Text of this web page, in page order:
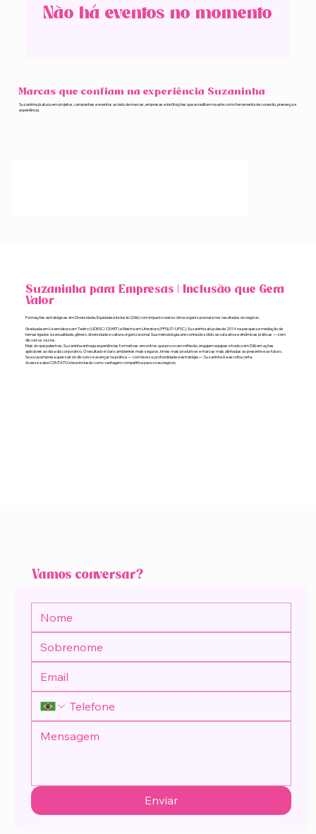
Marcas que confiam na experiência Suzaninha
Suzaninha já atuou em projetos, campanhas e eventos ao lado de marcas, empresas e instituições que acreditam na arte como ferramenta de conexão, presença e
experiência.
Não há eventos no momento
Suzaninha para Empresas | Inclusão que Gera
Valor
Formações estratégicas em Diversidade, Equidade e Inclusão (D&I) com impacto real no clima organizacional e nos resultados do negócio.
Graduada em Licenciatura em Teatro (UDESC/CEART) e Mestra em Literatura (PPGLIT/UFSC), Suzaninha atua desde 2014 na pesquisa e mediação de
temas ligados à sexualidade, gênero, diversidade e cultura organizacional. Sua metodologia une conteúdo sólido, escuta ativa e dinâmicas práticas — sem
discursos vazios.
Mais do que palestras, Suzaninha entrega experiências formativas: encontros que provocam reflexão, engajam equipes e traduzem D&I em ações
aplicáveis ao dia a dia corporativo. O resultado é claro: ambientes mais seguros, times mais produtivos e marcas mais alinhadas ao presente e ao futuro.
Se a sua empresa quer sair do discurso e avançar na prática — com leveza, profundidade e estratégia — Suzaninha é a escolha certa.
Acesse a aba CONTATO e leve inclusão como vantagem competitiva para o seu negócio.
Vamos conversar?
Enviar